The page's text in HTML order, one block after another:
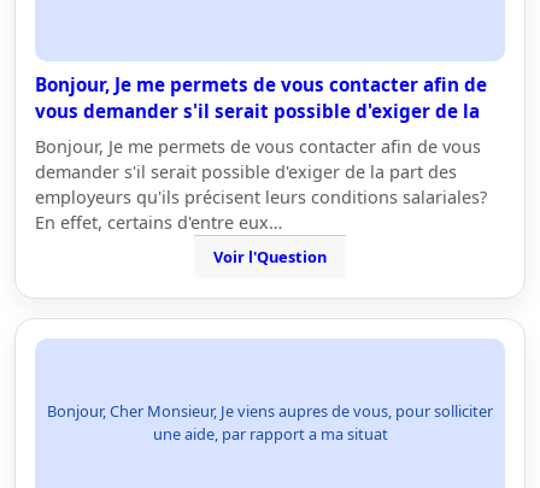
Bonjour, Je me permets de vous contacter afin de
vous demander s'il serait possible d'exiger de la
Bonjour, Je me permets de vous contacter afin de vous
demander s'il serait possible d'exiger de la part des
employeurs qu'ils précisent leurs conditions salariales?
En effet, certains d'entre eux…
Voir l'Question
Bonjour, Cher Monsieur, Je viens aupres de vous, pour solliciter
une aide, par rapport a ma situat